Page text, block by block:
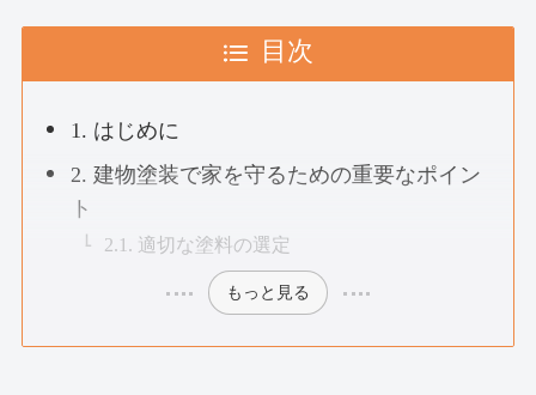
目次
1. はじめに
2. 建物塗装で家を守るための重要なポイン
ト
2.1. 適切な塗料の選定
もっと見る